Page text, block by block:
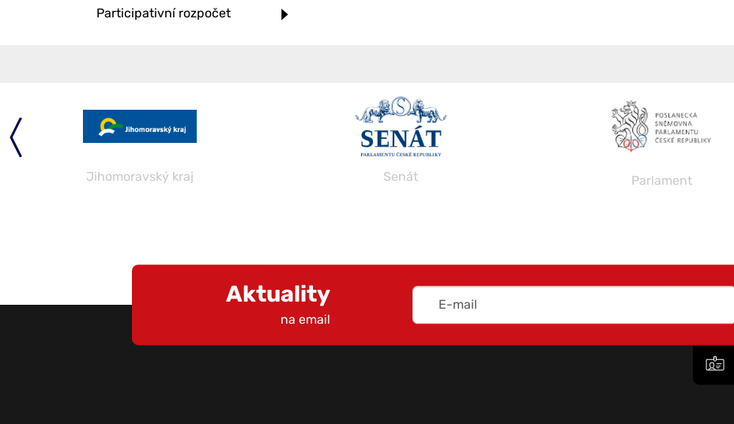
Participativní rozpočet
Jihomoravský kraj Senát Parlament
Aktuality
na email